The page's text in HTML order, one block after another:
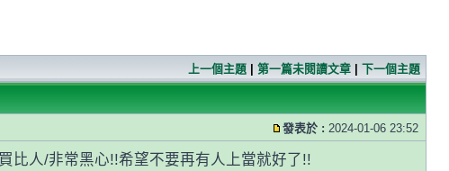
上一個主題 第一篇未閱讀文章 下一個主題
發表於 : 2024-01-06 23:52
比人/非常黑心!!希望不要再有人上當就好了!!